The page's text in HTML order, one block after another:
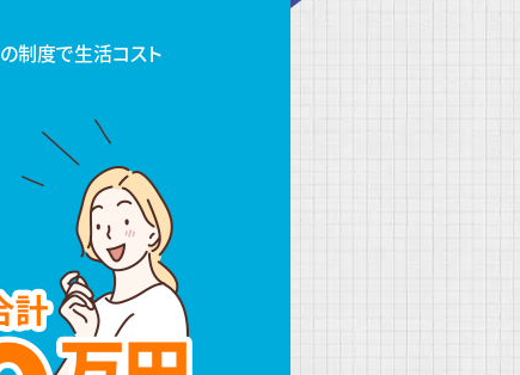
の制度で生活コスト